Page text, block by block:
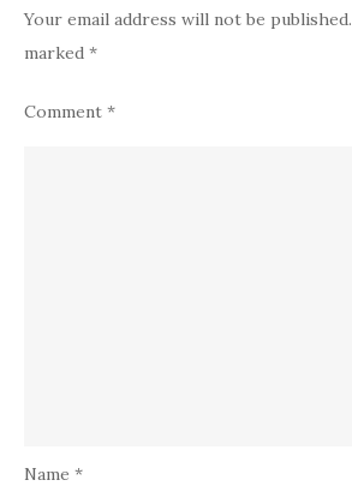
Your email address will not be published.
marked *
Comment *
Name *